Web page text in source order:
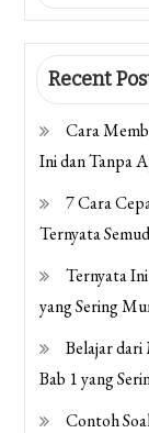
Recent
Cara
Ini dan Tanpa
7 Cara
Ternyata
Ternyata
yang Sering
Belajar dari
Bab 1 yang
Contoh